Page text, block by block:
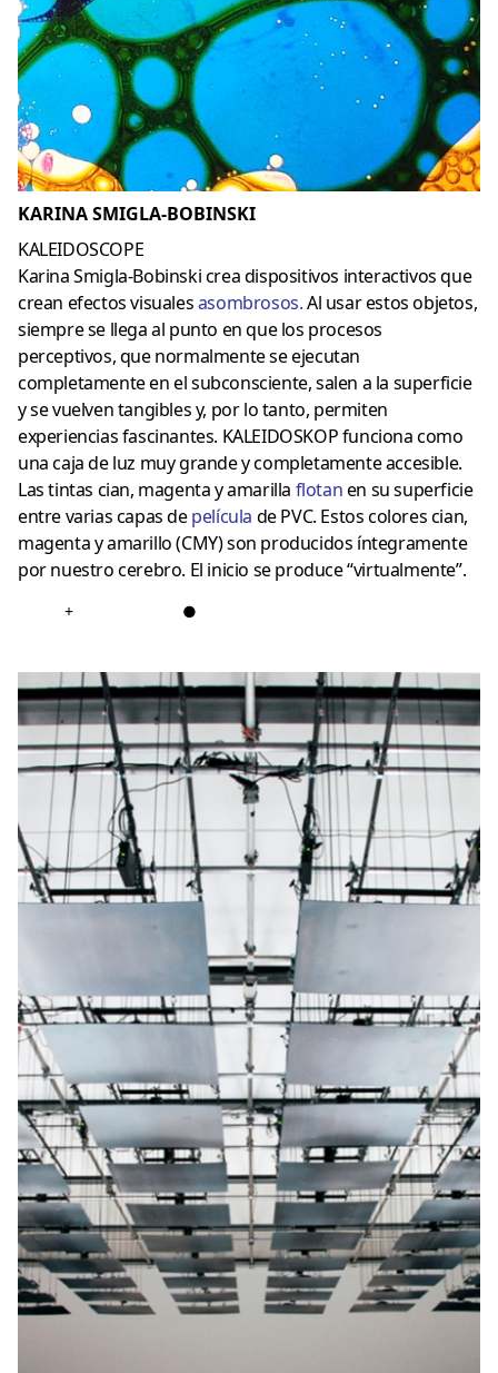
KARINA SMIGLA-BOBINSKI
KALEIDOSCOPE
Karina Smigla-Bobinski crea dispositivos interactivos que
crean efectos visualesasombrosos.Al usar estos objetos,
siempre se llega al punto en que los procesos
perceptivos, que normalmente se ejecutan
completamente en el subconsciente, salen a la superficie
y se vuelven tangibles y, por lo tanto, permiten
experiencias fascinantes. KALEIDOSKOP funciona como
una caja de luz muy grande y completamente accesible.
Las tintas cian, magenta y amarilla flotanen su superficie
entre varias capas depelícula de PVC. Estos colores cian,
magenta y amarillo (CMY) son producidos íntegramente
por nuestro cerebro. El inicio se produce “virtualmente”.
+ ●